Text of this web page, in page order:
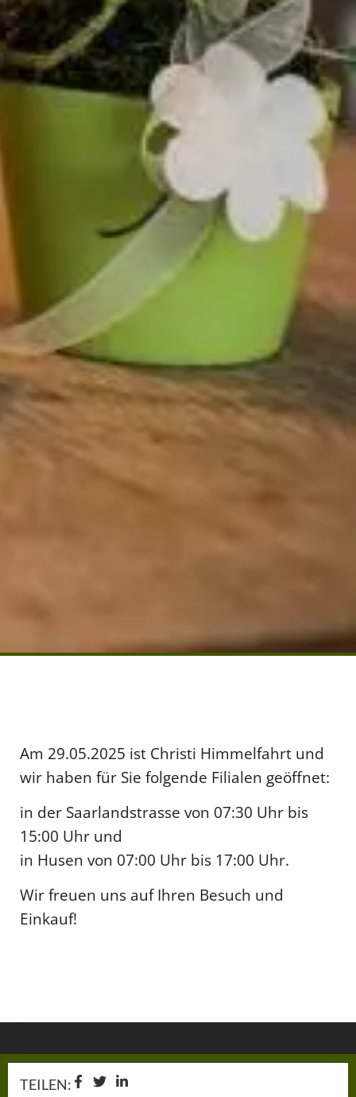
Am 29.05.2025 ist Christi Himmelfahrt und
wir haben für Sie folgende Filialen geöffnet:
in der Saarlandstrasse von 07:30 Uhr bis
15:00 Uhr und
in Husen von 07:00 Uhr bis 17:00 Uhr.
Wir freuen uns auf Ihren Besuch und
Einkauf!
TEILEN: